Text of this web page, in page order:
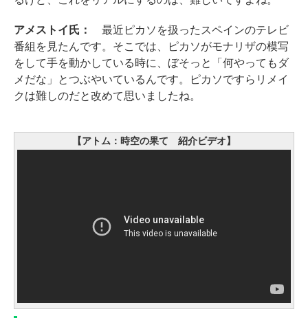
アメストイ氏：
最近ピカソを扱ったスペインのテレビ
番組を見たんです。そこでは、ピカソがモナリザの模写
をして手を動かしている時に、ぼそっと「何やってもダ
メだな」とつぶやいているんです。ピカソですらリメイ
クは難しのだと改めて思いましたね。
【アトム：時空の果て 紹介ビデオ】